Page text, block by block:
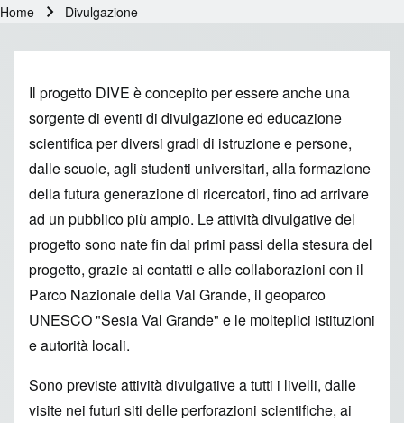
Home Divulgazione
Il progetto DIVE è concepito per essere anche una
sorgente di eventi di divulgazione ed educazione
scientifica per diversi gradi di istruzione e persone,
dalle scuole, agli studenti universitari, alla formazione
della futura generazione di ricercatori, fino ad arrivare
ad un pubblico più ampio. Le attività divulgative del
progetto sono nate fin dai primi passi della stesura del
progetto, grazie ai contatti e alle collaborazioni con il
Parco Nazionale della Val Grande, il geoparco
UNESCO "Sesia Val Grande" e le molteplici istituzioni
e autorità locali.
Sono previste attività divulgative a tutti i livelli, dalle
visite nei futuri siti delle perforazioni scientifiche, ai